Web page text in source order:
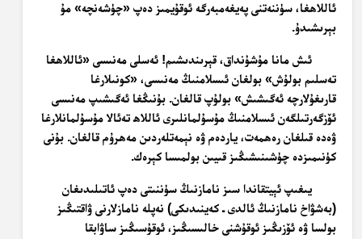
ئاللاھغا، سۈننەتنى پەيغەمبەرگە ئوقۇيمىز دەپ «چۈشەنچە» مۇ
بېرىشىدۇ.
ئىش مانا مۇشۇنداق، قېرىندىشىم! ئەسلى مەنىسى «ئاللاھغا
تەسلىم بولۇش» بولغان ئىسلامنىڭ مەنىسى، «كونىلارغا
قارىغۇلارچە ئەگىشىش» بولۇپ قالغان. بۇنىڭغا ئەگىشىپ مەنىسى
ئۆزگەرتىلگەن ئىسلامنىڭ مۇسۇلمانلىرى ئاللاھ تەئالا مۇسۇلمانلارغا
ۋەدە قىلغان رەھمەت، ياردەم ۋە نېمەتلەردىن مەھرۇم قالغان. بۇنى
كۈنىمىزدە چۈشىنىشىڭىز قىيىن بولمىسا كېرەك.
يىغىپ ئېيتقاندا سىز نامازنىڭ سۈننىتى دەپ ئاتىلىدىغان
(بەشۋاخ نامازنىڭ ئالدى ـ كەينىدىكى) نەپلە نامازلارنى ۋاقتىڭىز
بولسا ۋە ئۆزىڭىز ئوقۇشنى خالىسىڭىز، ئوقۇسىڭىز ساۋابقا